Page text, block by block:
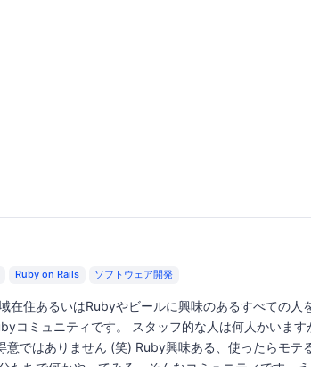
Ruby on Rails ソフトウェア開発
在住あるいはRubyやビールに興味のあるすべての人
コミュニティです。 スタッフ的な人は何人かいます
意ではありません (笑) Ruby興味ある、使ったらモテ